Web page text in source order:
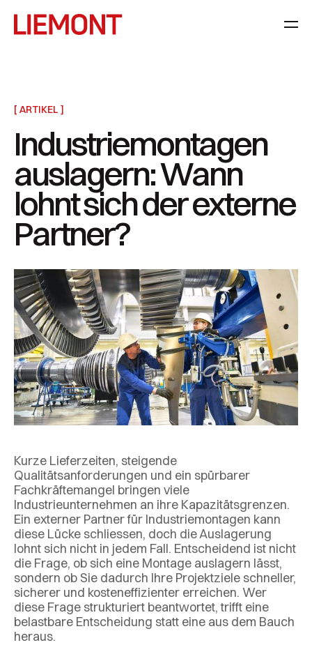
[ ARTIKEL ]
Industriemontagen
auslagern: Wann
lohnt sich der externe
Partner?
Kurze Lieferzeiten, steigende
Qualitätsanforderungen und ein spürbarer
Fachkräftemangel bringen viele
Industrieunternehmen an ihre Kapazitätsgrenzen.
Ein externer Partner für Industriemontagen kann
diese Lücke schliessen, doch die Auslagerung
lohnt sich nicht in jedem Fall. Entscheidend ist nicht
die Frage, ob sich eine Montage auslagern lässt,
sondern ob Sie dadurch Ihre Projektziele schneller,
sicherer und kosteneffizienter erreichen. Wer
diese Frage strukturiert beantwortet, trifft eine
belastbare Entscheidung statt eine aus dem Bauch
heraus.